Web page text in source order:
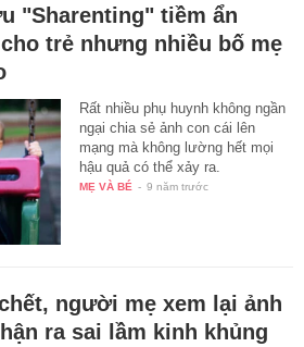
"Sharenting" tiềm ẩn
trẻ nhưng nhiều bố mẹ
Rất nhiều phụ huynh không ngần
ngại chia sẻ ảnh con cái lên
mạng mà không lường hết mọi
hậu quả có thể xảy ra.
MẸ VÀ BÉ - 9 năm trước
người mẹ xem lại ảnh
ra sai lầm kinh khủng